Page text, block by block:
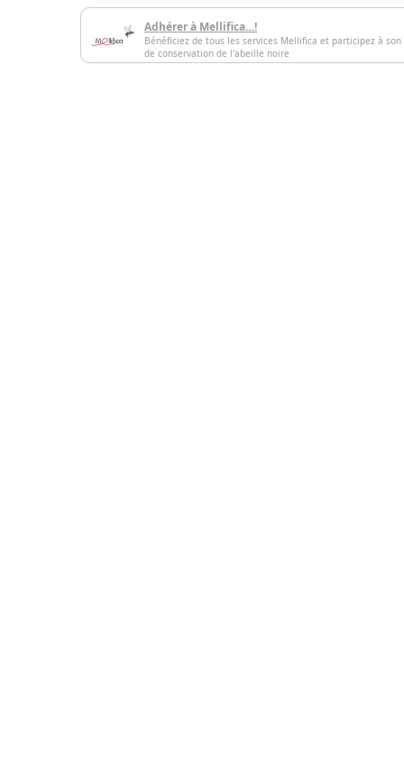
Adhérer à Mellifica…!
Bénéficiez de tous les services Mellifica et participez à
de conservation de l'abeille noire